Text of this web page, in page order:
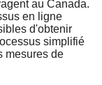
au Canada.
en ligne
d'obtenir
simplifié
mesures de